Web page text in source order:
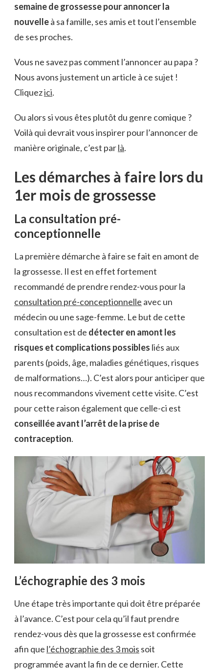
semaine de grossesse pour annoncer la
nouvelleà sa famille, ses amis et tout l’ensemble
de ses proches.
Vous ne savez pas comment l’annoncer au papa ?
Nous avons justement un article à ce sujet !
Cliquezici.
Ou alors si vous êtes plutôt du genre comique ?
Voilà qui devrait vous inspirer pour l’annoncer de
manière originale, c’est parlà.
Les démarches à faire lors du
1er mois de grossesse
La consultation pré-
conceptionnelle
La première démarche à faire se fait en amont de
la grossesse. Il est en effet fortement
recommandé de prendre rendez-vous pour la
consultation pré-conceptionnelle avec un
médecin ou une sage-femme. Le but de cette
consultation est de détecter en amont les
risques et complications possibles liés aux
parents (poids, âge, maladies génétiques, risques
de malformations…). C’est alors pour anticiper que
nous recommandons vivement cette visite. C’est
pour cette raison également que celle-ci est
conseillée avant l’arrêt de la prise de
contraception.
L’échographie des 3 mois
Une étape très importante qui doit être préparée
à l’avance. C’est pour cela qu’il faut prendre
rendez-vous dès que la grossesse est confirmée
afin que l’échographie des 3 mois soit
programmée avant la fin de ce dernier. Cette